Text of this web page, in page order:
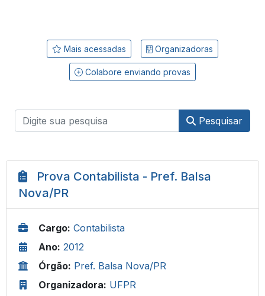
Mais acessadas Organizadoras
Colabore enviando provas
Pesquisar
Prova Contabilista - Pref. Balsa
Nova/PR
Cargo: Contabilista
Ano: 2012
Órgão: Pref. Balsa Nova/PR
Organizadora: UFPR